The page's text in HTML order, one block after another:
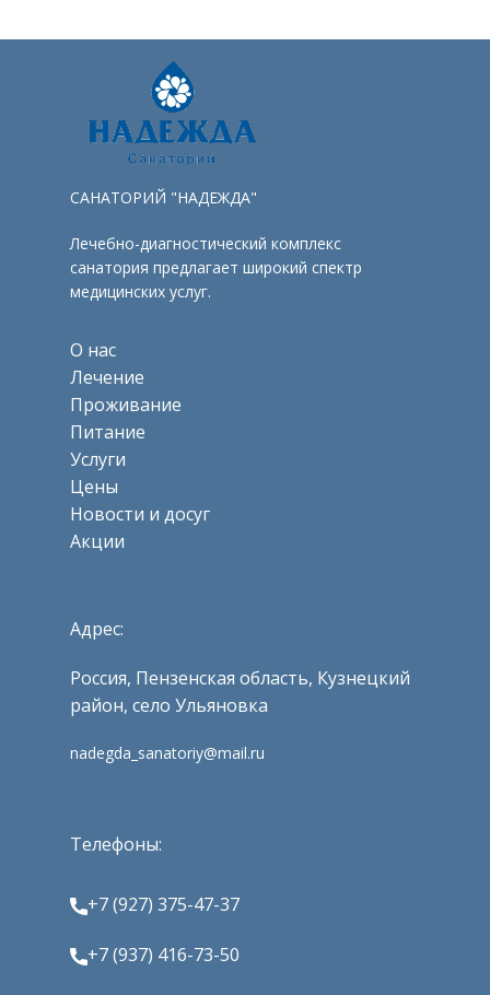
САНАТОРИЙ "НАДЕЖДА"
Лечебно-диагностический комплекс
санатория предлагает широкий спектр
медицинских услуг.
О нас
Лечение
Проживание
Питание
Услуги
Цены
Новости и досуг
Акции
Адрес:
Россия, Пензенская область, Кузнецкий
район, село Ульяновка
nadegda_sanatoriy@mail.ru
Телефоны:
+7 (927) 375-47-37
+7 (937) 416-73-50